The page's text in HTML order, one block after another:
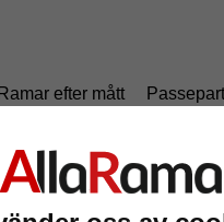
Ramar efter mått